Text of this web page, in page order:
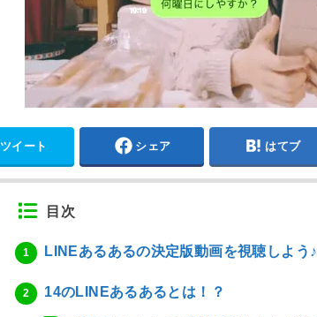
ツイート シェア はてブ
目次
1 LINEあるあるの決定版動画を視聴しよう♪
2 14のLINEあるあるとは！？